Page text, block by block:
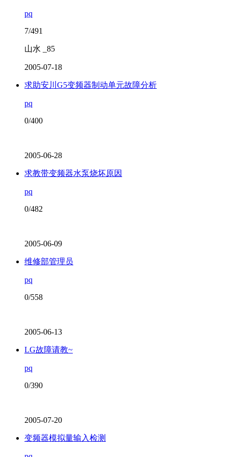
pq
7/491
山水 _85
2005-07-18
求助安川G5变频器制动单元故障分析
pq
0/400
2005-06-28
求教带变频器水泵烧坏原因
pq
0/482
2005-06-09
维修部管理员
pq
0/558
2005-06-13
LG故障请教~
pq
0/390
2005-07-20
变频器模拟量输入检测